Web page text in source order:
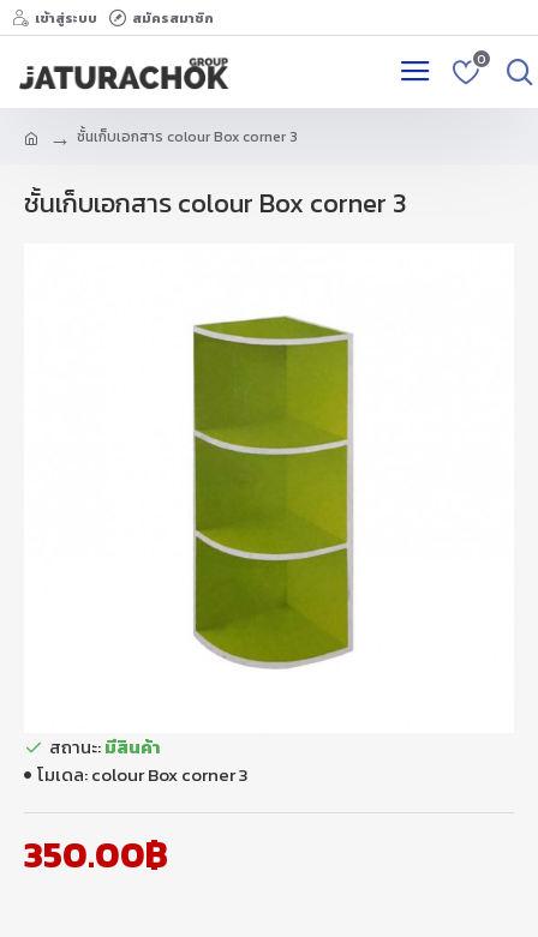
เข้าสู่ระบบ สมัครสมาชิก
0
ชั้นเก็บเอกสาร colour Box corner 3
ชั้นเก็บเอกสาร colour Box corner 3
350.00฿
สถานะ:มีสินค้า
โมเดล:colour Box corner 3